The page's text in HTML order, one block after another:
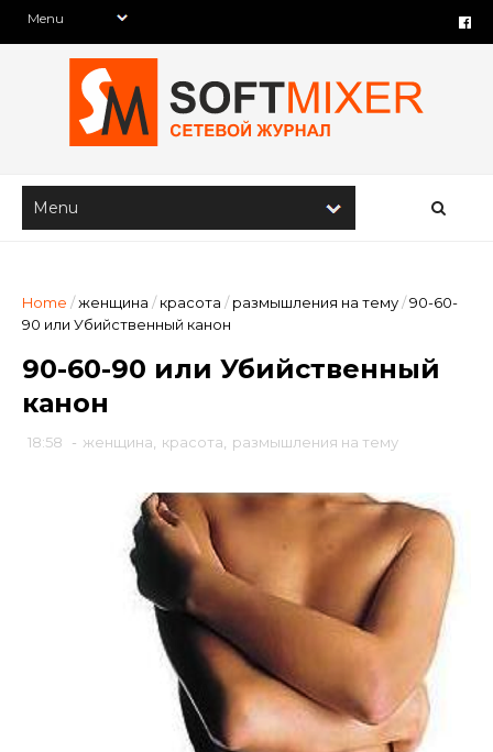
Home /женщина / красота / размышления на тему/90-60-
90 или Убийственный канон
90-60-90 или Убийственный
канон
18:58 - женщина красота размышления на тему